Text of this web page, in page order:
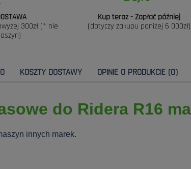
300zł (* nie
Kup teraz - Zapłać później
(dotyczy zakupu poniżej 6 000zł)
KOSZTY DOSTAWY OPINIE O PRODUKCIE (0)
do Ridera R16
innych marek.